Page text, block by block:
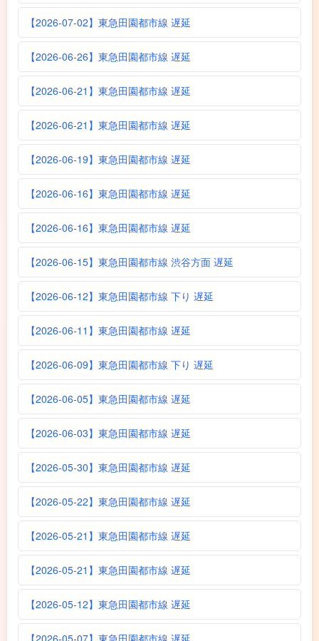
【2026-07-02】東急田園都市線 遅延
【2026-06-26】東急田園都市線 遅延
【2026-06-21】東急田園都市線 遅延
【2026-06-21】東急田園都市線 遅延
【2026-06-19】東急田園都市線 遅延
【2026-06-16】東急田園都市線 遅延
【2026-06-16】東急田園都市線 遅延
【2026-06-15】東急田園都市線 渋谷方面 遅延
【2026-06-12】東急田園都市線 下り 遅延
【2026-06-11】東急田園都市線 遅延
【2026-06-09】東急田園都市線 下り 遅延
【2026-06-05】東急田園都市線 遅延
【2026-06-03】東急田園都市線 遅延
【2026-05-30】東急田園都市線 遅延
【2026-05-22】東急田園都市線 遅延
【2026-05-21】東急田園都市線 遅延
【2026-05-21】東急田園都市線 遅延
【2026-05-12】東急田園都市線 遅延
【2026-05-07】東急田園都市線 遅延